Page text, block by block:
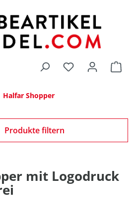
Du hast 0
Halfar Shopper
mit Logodruck
Produkte filtern